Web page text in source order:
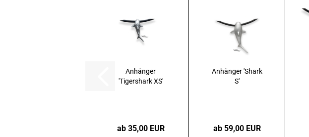
Anhänger
'Tigershark XS'
ab 35,00 EUR
Anhänger 'Shark
S'
ab 59,00 EUR